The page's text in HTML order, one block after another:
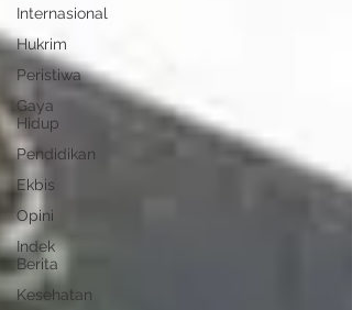
Internasional
Hukrim
Peristiwa
Gaya
Hidup
Pendidikan
Ekbis
Opini
Indek
Berita
Kesehatan